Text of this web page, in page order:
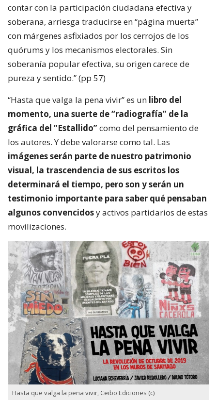
contar con la participación ciudadana efectiva y
soberana, arriesga traducirse en “página muerta”
con márgenes asfixiados por los cerrojos de los
quórums y los mecanismos electorales. Sin
soberanía popular efectiva, su origen carece de
pureza y sentido.” (pp 57)
“Hasta que valga la pena vivir” es un libro del
momento, una suerte de “radiografía” de la
gráfica del “Estallido”como del pensamiento de
los autores. Y debe valorarse como tal. Las
imágenes serán parte de nuestro patrimonio
visual, la trascendencia de sus escritos los
determinará el tiempo, pero son y serán un
testimonio importante para saber qué pensaban
algunos convencidosy activos partidarios de estas
movilizaciones.
Hasta que valga la pena vivir, Ceibo Ediciones (c)